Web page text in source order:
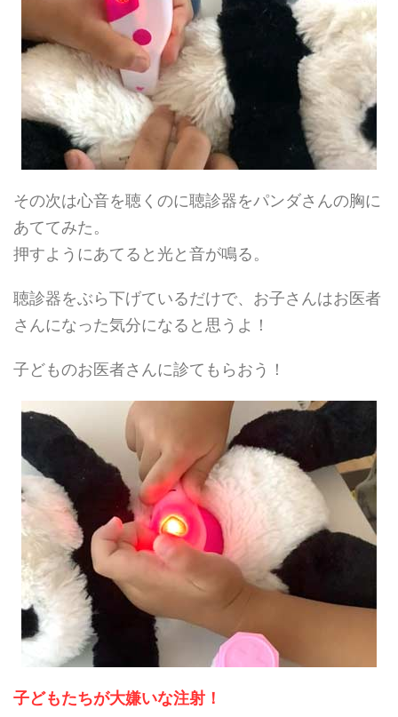
その次は心音を聴くのに聴診器をパンダさんの胸に
あててみた。
押すようにあてると光と音が鳴る。
聴診器をぶら下げているだけで、お子さんはお医者
さんになった気分になると思うよ！
子どものお医者さんに診てもらおう！
子どもたちが大嫌いな注射！